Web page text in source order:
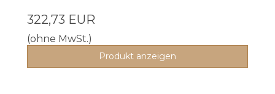
322,73 EUR
(ohne MwSt.)
Produkt anzeigen